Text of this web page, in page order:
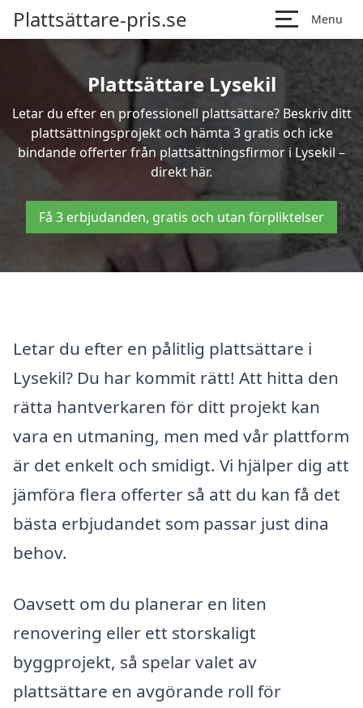
Plattsättare-pris.se Menu
Plattsättare Lysekil
Letar du efter en professionell plattsättare? Beskriv ditt
plattsättningsprojekt och hämta 3 gratis och icke
bindande offerter från plattsättningsfirmor i Lysekil –
direkt här.
Få 3 erbjudanden, gratis och utan förpliktelser
Letar du efter en pålitlig plattsättare i
Lysekil? Du har kommit rätt! Att hitta den
rätta hantverkaren för ditt projekt kan
vara en utmaning, men med vår plattform
är det enkelt och smidigt. Vi hjälper dig att
jämföra flera offerter så att du kan få det
bästa erbjudandet som passar just dina
behov.
Oavsett om du planerar en liten
renovering eller ett storskaligt
byggprojekt, så spelar valet av
plattsättare en avgörande roll för